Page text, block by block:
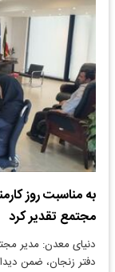
به مناسبت روز
مجتمع تقدیر کرد
دنیای معدن: مدیر
دفتر زنجان، ضمن